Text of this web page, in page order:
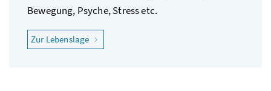
Bewegung, Psyche, Stress etc.
Zur Lebenslage "Ich möchte gesund bleiben"